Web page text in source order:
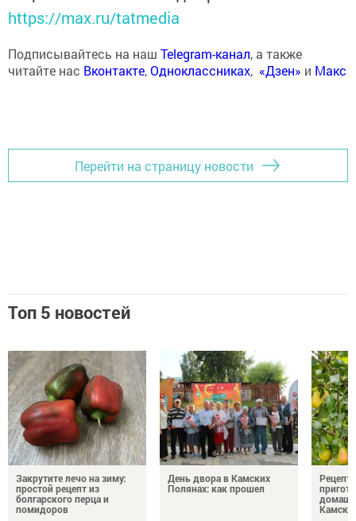
https://max.ru/tatmedia
Подписывайтесь на наш Telegram-канал, а также
читайте нас Вконтакте,Одноклассниках, «Дзен» и Макс
Перейти на страницу новости
Топ 5 новостей
Закрутите лечо на зиму:
простой рецепт из
болгарского перца и
помидоров
День двора в Камских
Полянах: как прошел